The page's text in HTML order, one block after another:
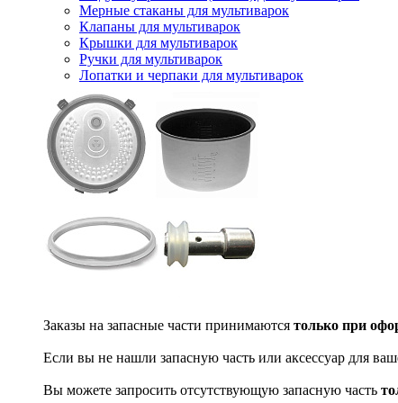
Мерные стаканы для мультиварок
Клапаны для мультиварок
Крышки для мультиварок
Ручки для мультиварок
Лопатки и черпаки для мультиварок
Заказы на запасные части принимаются только при
Если вы не нашли запасную часть или аксессуар для
Вы можете запросить отсутствующую запасную часть